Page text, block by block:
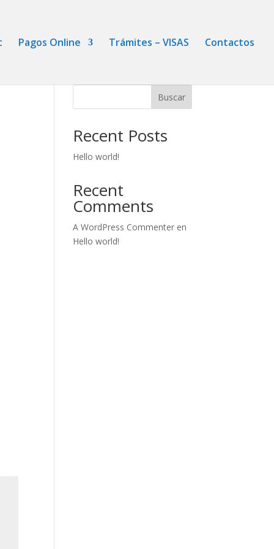
Pagos Online Trámites – VISAS Contactos
Buscar
Recent Posts
Hello world!
Recent
Comments
A WordPress Commenter en
Hello world!